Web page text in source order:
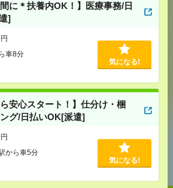
間に＊扶養内OK！】医療事務/日
]
車8分
気になる!
ら安心スタート！】仕分け・梱
グ/日払いOK[派遣]
から車5分
気になる!
で送る
ツイート ブックマーク
覧履歴からの
すすめ